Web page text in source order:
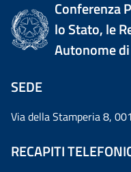
Conferenza
lo Stato, le
Autonome
SEDE
Via della Stamperia 8,
RECAPITI